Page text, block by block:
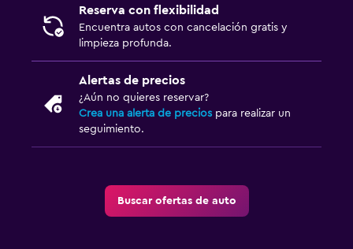
Reserva con flexibilidad
Encuentra autos con cancelación gratis y
limpieza profunda.
Alertas de precios
¿Aún no quieres reservar?
Crea una alerta de precios para realizar un
seguimiento.
Buscar ofertas de auto